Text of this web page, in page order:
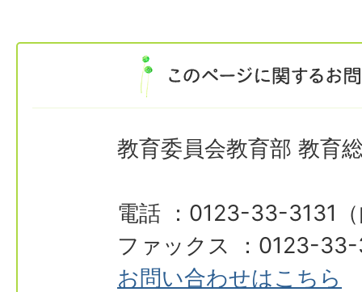
教育委員会教育部 教育
電話 ：0123-33-3131（
ファックス ：0123-
お問い合わせはこちら